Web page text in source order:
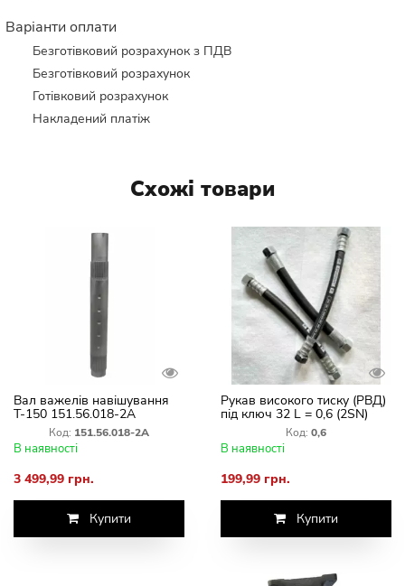
Варіанти оплати
Безготівковий розрахунок з ПДВ
Безготівковий розрахунок
Готівковий розрахунок
Накладений платіж
Схожі товари
Вал важелів навішування
Т-150 151.56.018-2А
Код: 151.56.018-2А
В наявності
3 499,99 грн.
Купити
Рукав високого тиску (РВД)
під ключ 32 L = 0,6 (2SN)
Код: 0,6
В наявності
199,99 грн.
Купити